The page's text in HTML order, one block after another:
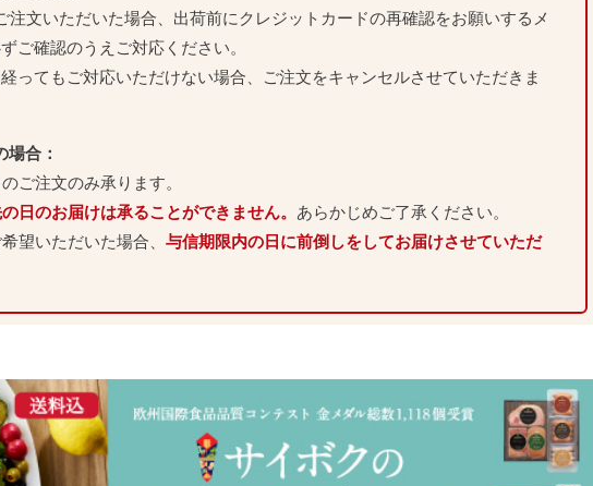
注文いただいた場合、出荷前にクレジットカードの再確認をお願いするメ
ご確認のうえご対応ください。
ってもご対応いただけない場合、ご注文をキャンセルさせていただきま
合：
のご注文のみ承ります。
日のお届けは承ることができません。 あらかじめご了承ください。
望いただいた場合、 与信期限内の日に前倒しをしてお届けさせていただ